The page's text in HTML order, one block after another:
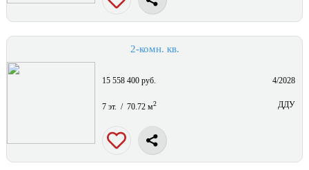
2-комн. кв.
15 558 400 руб. 4/2028
7 эт. / 70.72 м2 ДДУ